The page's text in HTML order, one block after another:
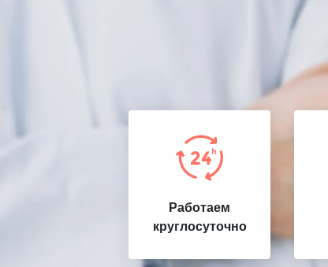
Работаем
круглосуточно